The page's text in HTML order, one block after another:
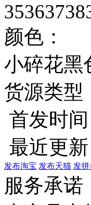
35363738
颜色：
小碎花黑
货源类型
首发时间
最近更新
发布淘宝 发布天猫 发拼
服务承诺